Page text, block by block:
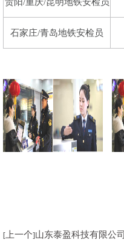
石家庄/青岛地铁安检员
[ 上一个]山东泰盈科技有限公司